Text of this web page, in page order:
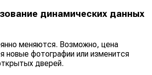
динамических данных
меняются. Возможно, цена
новые фотографии или изменится
дверей.